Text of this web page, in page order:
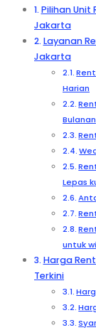
Pilihan
Jakarta
Layanan
Jakarta
Harian
Bulanan
Lepas
untuk
Harga
Terkini